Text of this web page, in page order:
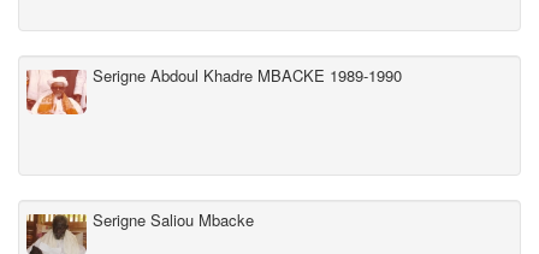
Serigne Abdoul Khadre MBACKE 1989-1990
Serigne Saliou Mbacke